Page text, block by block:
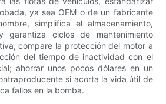
ya sea OEM o de un fabricante
simplifica el almacenamiento,
garantiza ciclos de mantenimiento
compare la protección del motor a
del tiempo de inactividad con el
ahorrar unos pocos dólares en un
si acorta la vida útil de
fallos en la bomba.